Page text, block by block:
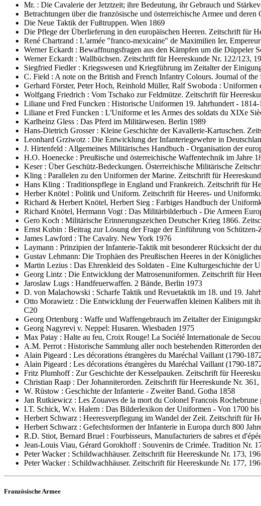
Mr. : Die Cavalerie der Jetztzeit; ihre Bedeutung, ihr Gebrauch und
Betrachtungen über die französische und österreichische Armee und
Die Neue Taktik der Fußtruppen. Wien 1869
Die Pflege der Überlieferung in den europäischen Heeren. Zeitschrift für
René Chartrand : L'armée "franco-mexicaine" de Maximilien Ier,
Werner Eckardt : Bewaffnungsfragen aus den Kämpfen um die Düppeler
Werner Eckardt : Wallbüchsen. Zeitschrift für Heereskunde Nr. 122/123,
Siegfried Fiedler : Kriegswesen und Kriegführung im Zeitalter der
C. Field : A note on the British and French Infantry Colours. Journal of
Gerhard Förster, Peter Hoch, Reinhold Müller, Ralf Swoboda : Uniformen
Wolfgang Friedrich : Vom Tschako zur Feldmütze. Zeitschrift für
Liliane und Fred Funcken : Historische Uniformen 19. Jahrhundert -
Liliane et Fred Funcken : L'Uniforme et les Armes des soldats du XIXe
Karlheinz Gless : Das Pferd im Militärwesen. Berlin 1989
Hans-Dietrich Grosser : Kleine Geschichte der Kavallerie-Kartuschen.
Leonhard Grziwotz : Die Entwicklung der Infanteriegewehre in
J. Hirtenfeld : Allgemeines Militärisches Handbuch - Organisation der
H.O. Hoenecke : Preußische und österreichische Waffentechnik im Jahre
Keser : Über Geschütz-Bedeckungen. Österreichische Militärische
Kling : Parallelen zu den Uniformen der Marine. Zeitschrift für
Hans Kling : Traditionspflege in England und Frankreich. Zeitschrift für
Herber Knötel : Politik und Uniform. Zeitschrift für Heeres- und
Richard & Herbert Knötel, Herbert Sieg : Farbiges Handbuch der
Richard Knötel, Hermann Vogt : Das Militärbilderbuch - Die Armeen
Gero Koch : Militärische Erinnerungszeichen Deutscher Krieg 1866.
Ernst Kubin : Beitrag zur Lösung der Frage der Einführung von
James Lawford : The Cavalry. New York 1976
Laymann : Prinzipien der Infanterie-Taktik mit besonderer Rücksicht der
Gustav Lehmann: Die Trophäen des Preußischen Heeres in der
Martin Lezius : Das Ehrenkleid des Soldaten - Eine Kulturgeschichte der
Georg Lintz : Die Entwicklung der Matrosenuniformen. Zeitschrift für
Jaroslaw Lugs : Handfeuerwaffen. 2 Bände, Berlin 1973
D. von Malachowski : Scharfe Taktik und Revuetaktik im 18. und 19.
Otto Morawietz : Die Entwicklung der Feuerwaffen kleinen Kalibers mit
C20
Georg Ortenburg : Waffe und Waffengebrauch im Zeitalter der
Georg Nagyrevi v. Neppel: Husaren. Wiesbaden 1975
Max Patay : Halte au feu, Croix Rouge! La Société Internationale de
A.M. Perrot : Historische Sammlung aller noch bestehenden Ritterorden
Alain Pigeard : Les décorations étrangères du Maréchal Vaillant (1790-
Alain Pigeard : Les décorations étrangères du Maréchal Vaillant (1790-
Fritz Plumhoff : Zur Geschichte der Kesselpauken. Zeitschrift für
Christian Raap : Der Johanniterorden. Zeitschrift für Heereskunde Nr.
W. Rüstow : Geschichte der Infanterie - Zweiter Band. Gotha 1858
Jan Rutkiewicz : Les Zouaves de la mort du Colonel Francois
I.T. Schick, W.v. Halem : Das Bilderlexikon der Uniformen - Von 1700
Herbert Schwarz : Heeresverpflegung im Wandel der Zeit. Zeitschrift für
Herbert Schwarz : Gefechtsformen der Infanterie in Europa durch 800
R.D. Stiot, Bernard Bruel : Fourbisseurs, Manufacturiers de sabres et
Jean-Louis Viau, Gérard Gorokhoff : Souvenirs de Crimée. Tradition Nr.
Peter Wacker : Schildwachhäuser. Zeitschrift für Heereskunde Nr. 173,
Peter Wacker : Schildwachhäuser. Zeitschrift für Heereskunde Nr. 177,
Französische Armee